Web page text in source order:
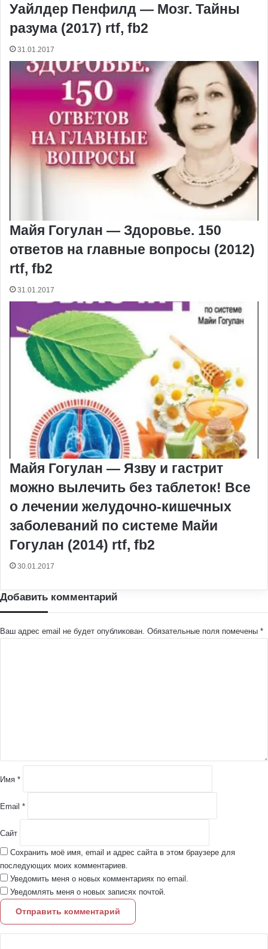
Уайлдер Пенфилд — Мозг. Тайны
разума (2017) rtf, fb2
31.01.2017
Майя Гогулан — Здоровье. 150
ответов на главные вопросы (2012)
rtf, fb2
31.01.2017
Майя Гогулан — Язву и гастрит
можно вылечить без таблеток! Все
о лечении желудочно-кишечных
заболеваний по системе Майи
Гогулан (2014) rtf, fb2
30.01.2017
Добавить комментарий
Ваш адрес email не будет опубликован. Обязательные поля помечены *
и
й
Имя *
Email *
Сайт
Сохранить моё имя, email и адрес сайта в этом браузере для
последующих моих комментариев.
Уведомить меня о новых комментариях по email.
Уведомлять меня о новых записях почтой.